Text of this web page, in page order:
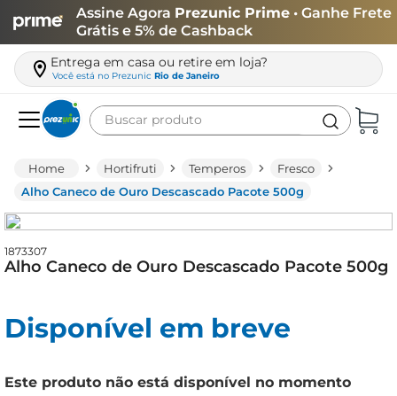
Assine Agora Prezunic Prime • Ganhe Frete
Grátis e 5% de Cashback
Entrega em casa ou retire em loja?
Você está no Prezunic Rio de Janeiro
Buscar produto
Hortifruti Temperos
Fresco
Alho Caneco de Ouro Descascado Pacote 500g
1873307
Alho Caneco de Ouro Descascado Pacote 500g
Disponível em breve
Este produto não está disponível no momento
leite
queijo
biscoito